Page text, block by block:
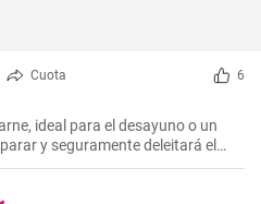
Cuota 6
ideal para el desayuno o un
y seguramente deleitará el
la carne.